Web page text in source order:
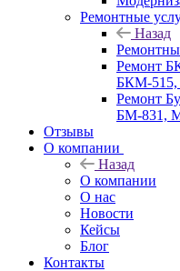
Ремонтные
Назад
Ремонт
БКМ-
Ремонт
БМ-831,
Отзывы
О компании
Назад
О компании
О нас
Новости
Кейсы
Блог
Контакты